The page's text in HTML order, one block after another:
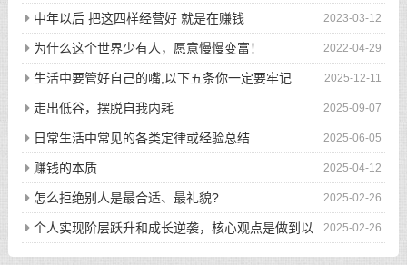
次的回眸才换来今生的相遇
2023-03-12
中年以后 把这四样经营好 就是在赚钱
2022-04-29
为什么这个世界少有人，愿意慢慢变富！
2025-12-11
生活中要管好自己的嘴,以下五条你一定要牢记
2025-09-07
走出低谷，摆脱自我内耗
2025-06-05
日常生活中常见的各类定律或经验总结
2025-04-12
赚钱的本质
2025-02-26
怎么拒绝别人是最合适、最礼貌?
2025-02-26
个人实现阶层跃升和成长逆袭，核心观点是做到以
下八件事